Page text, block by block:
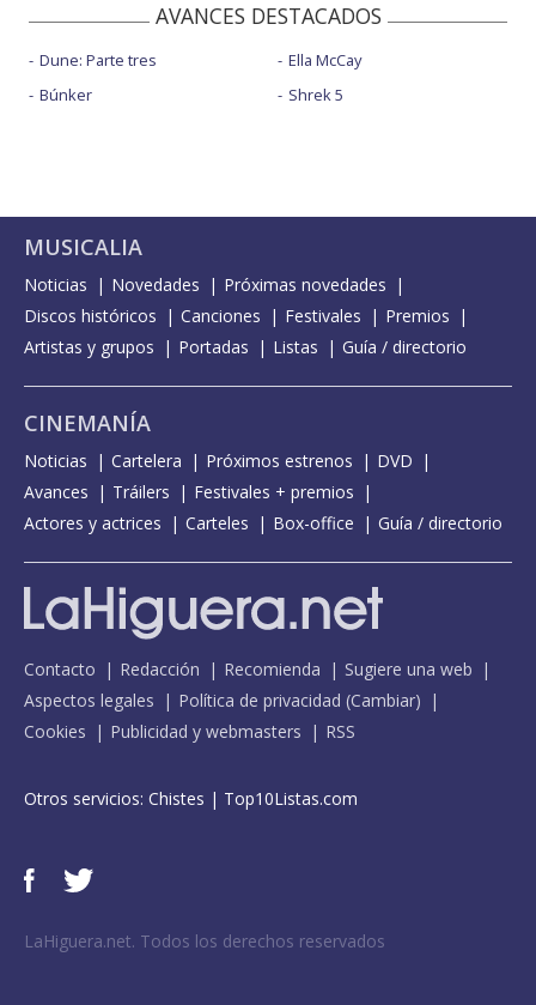
AVANCES DESTACADOS
Dune: Parte tres
Búnker
Ella McCay
Shrek 5
MUSICALIA
Noticias Novedades
Próximas novedades
Discos históricos
Canciones Festivales
Premios
Artistas y grupos
Portadas Listas Guía / directorio
CINEMANÍA
Noticias Cartelera Próximos estrenos
DVD
Avances
Tráilers
Festivales + premios
Actores y actrices
Carteles Box-office Guía / directorio
Contacto Redacción Recomienda
Sugiere una web
Aspectos legales
Política de privacidad (Cambiar)
Cookies
Publicidad y webmasters RSS
Otros servicios: Chistes | Top10Listas.com
LaHiguera.net. Todos los derechos reservados